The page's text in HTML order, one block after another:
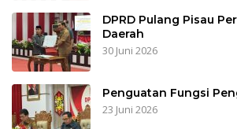
DPRD Pulang Pisau
Daerah
30 Juni 2026
Penguatan Fungsi
23 Juni 2026